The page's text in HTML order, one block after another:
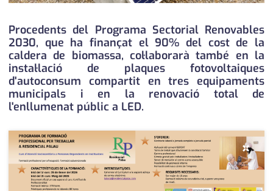
serveis
societat
successos
urbanisme
editorial
Procedents del Programa Sectorial Renovables
2030, que ha finançat el 90% del cost de la
caldera de biomassa, col·laborarà també en la
instal·lació de plaques fotovoltaiques
d'autoconsum compartit en tres equipaments
municipals i en la renovació total de
l'enllumenat públic a LED.
×